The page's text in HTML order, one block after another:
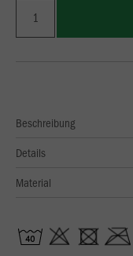
Beschreibung
Details
Material